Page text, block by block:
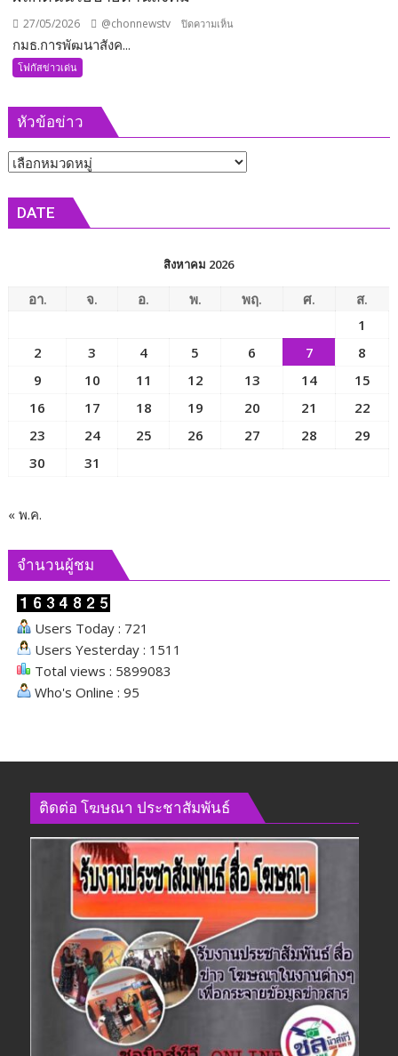
27/05/2026 @chonnewstv ปิดความเห็น
เข้า
พบ
และ
ของ
มนุษย์
ขับ
เคลื่อน
กมธ.การพัฒนาสังค...
โฟกัสข่าวเด่น
หัวข้อข่าว
หัวข้อ
DATE
สิงหาคม 2026
อา. จ. อ. พ. พฤ. ศ.
ส.
1
2
3 4 5 6 7
8
9
10 11 12 13 14
15
16
17 18 19 20 21
22
23
24 25 26 27 28
29
30
31
« พ.ค.
จำนวนผู้ชม
Users Today : 721
Users Yesterday : 1511
Total views : 5899083
Who's Online : 95
ติดต่อ​ โฆษณา​ ประชาสัมพันธ์